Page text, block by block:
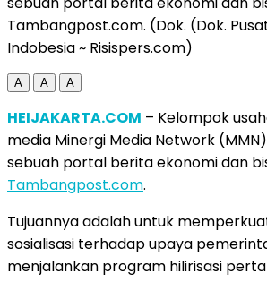
Tambangpost.com. (Dok. (Dok.
Indobesia ~ Risispers.com)
A A A
HEIJAKARTA.COM – Kelompok
media Minergi Media Network
sebuah portal berita ekonomi dan
Tambangpost.com.
Tujuannya adalah untuk
sosialisasi terhadap upaya
menjalankan program hilirisasi